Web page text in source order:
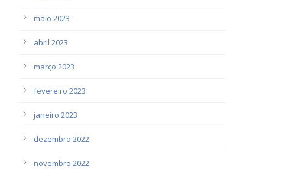
maio 2023
abril 2023
março 2023
fevereiro 2023
janeiro 2023
dezembro 2022
novembro 2022